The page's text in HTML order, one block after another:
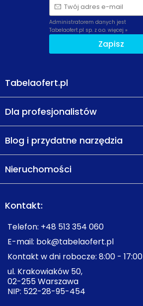
Twój adres e-mail
Administratorem danych jest
Tabelaofert.pl sp. z o.o. więcej »
Zapisz
Tabelaofert.pl
Dla profesjonalistów
Blog i przydatne narzędzia
Nieruchomości
Kontakt:
Telefon: +48 513 354 060
E-mail: bok@tabelaofert.pl
Kontakt w dni robocze: 8:00 - 17:00
ul. Krakowiaków 50,
02-255 Warszawa
NIP: 522-28-95-454